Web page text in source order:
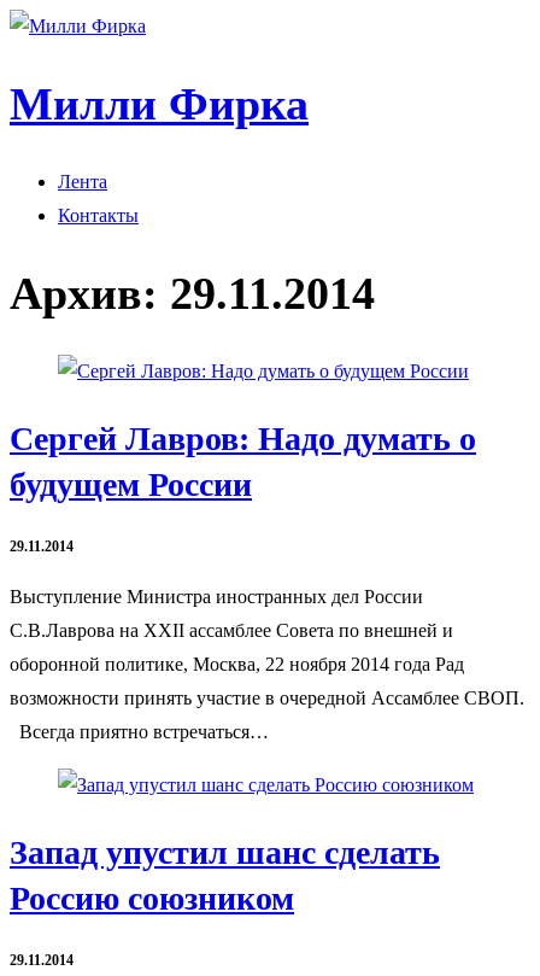
Милли Фирка
Лента
Контакты
Архив: 29.11.2014
Сергей Лавров: Надо думать о
будущем России
29.11.2014
Выступление Министра иностранных дел России
С.В.Лаврова на XXII ассамблее Совета по внешней и
оборонной политике, Москва, 22 ноября 2014 года Рад
возможности принять участие в очередной Ассамблее СВОП.
Всегда приятно встречаться…
Запад упустил шанс сделать
Россию союзником
29.11.2014